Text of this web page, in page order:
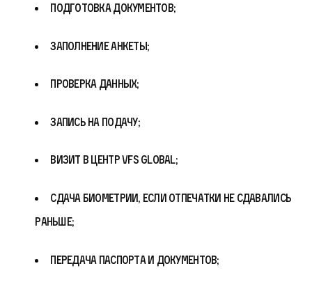
подготовка документов;
заполнение анкеты;
проверка данных;
запись на подачу;
визит в центр VFS Global;
сдача биометрии, если отпечатки не сдавались
раньше;
передача паспорта и документов;